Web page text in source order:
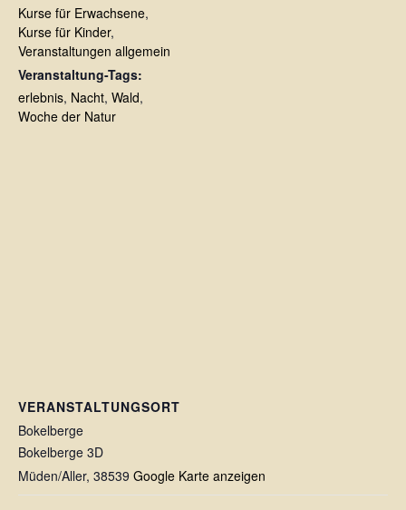
Kurse für Erwachsene,
Kurse für Kinder,
Veranstaltungen allgemein
Veranstaltung-Tags:
erlebnis, Nacht, Wald,
Woche der Natur
VERANSTALTUNGSORT
Bokelberge
Bokelberge 3D
Müden/Aller, 38539 Google Karte anzeigen